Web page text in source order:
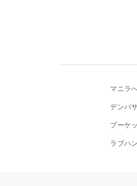
マニラ
デンパ
プーケ
ラブハ